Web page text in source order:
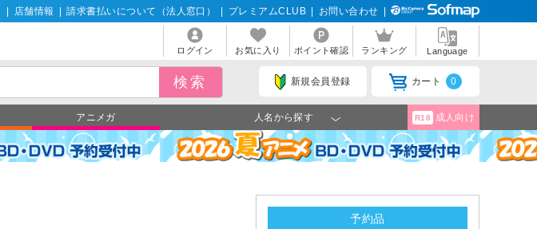
店舗情報 請求書払いについて（法人窓口） プレミアムCLUB お問い合わせ
ログイン お気に入り ポイント確認 ランキング Language
新規会員登録 カート 0
アニメガ 人名から探す R18 成人向け
予約品